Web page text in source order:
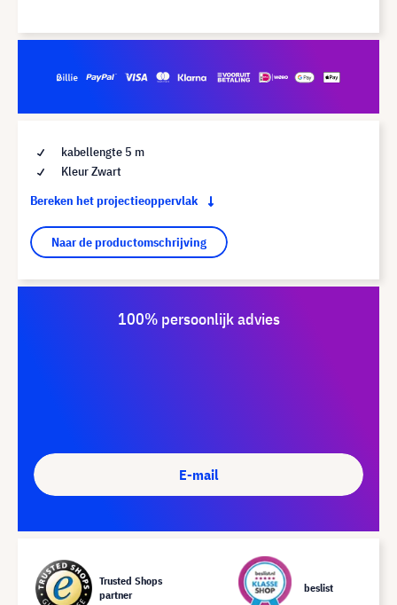
kabellengte 5 m
Kleur Zwart
Bereken het projectieoppervlak
Naar de productomschrijving
100% persoonlijk advies
E-mail
Trusted Shops
partner
beslist